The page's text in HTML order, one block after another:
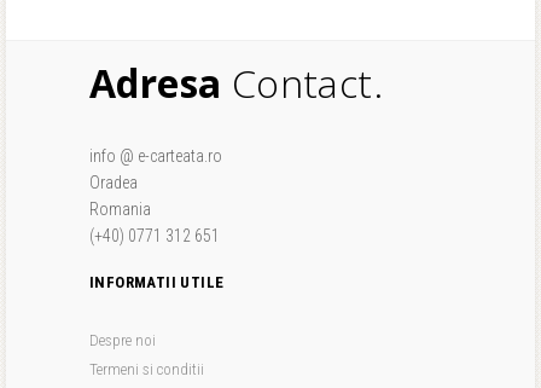
Adresa Contact.
info @ e-carteata.ro
Oradea
Romania
(+40) 0771 312 651
INFORMATII UTILE
Despre noi
Termeni si conditii